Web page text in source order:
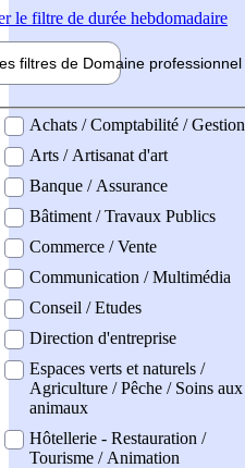
le filtre de durée hebdomadaire
filtres de Domaine professionnel
professionel
Achats / Comptabilité / Gestion
Arts / Artisanat d'art
Banque / Assurance
Bâtiment / Travaux Publics
Commerce / Vente
Communication / Multimédia
Conseil / Etudes
Direction d'entreprise
Espaces verts et naturels /
Agriculture / Pêche / Soins aux
animaux
Hôtellerie - Restauration /
Tourisme / Animation